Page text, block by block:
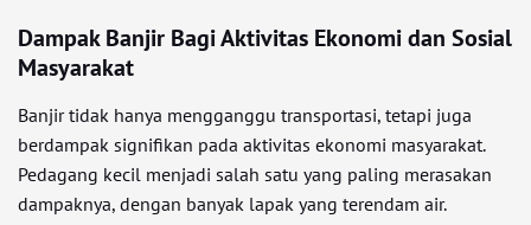
Dampak Banjir Bagi Aktivitas Ekonomi dan Sosial
Masyarakat
Banjir tidak hanya mengganggu transportasi, tetapi juga
berdampak signifikan pada aktivitas ekonomi masyarakat.
Pedagang kecil menjadi salah satu yang paling merasakan
dampaknya, dengan banyak lapak yang terendam air.